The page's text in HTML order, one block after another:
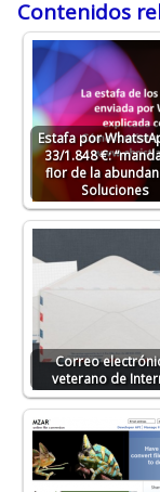
Contenidos
Estafa por
33/1.848 €:
flor de la
Soluciones
Correo
veterano de